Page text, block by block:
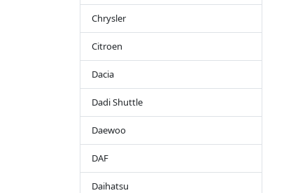
Chrysler
Citroen
Dacia
Dadi Shuttle
Daewoo
DAF
Daihatsu